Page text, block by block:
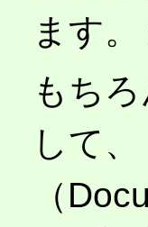
ます
もち
して
（